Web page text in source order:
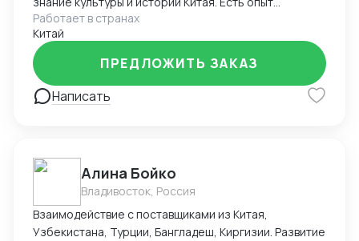
аналогичного сопровождения
Работает в странах
Китай
Написать
ПРЕДЛОЖИТЬ ЗАКАЗ
Алина Бойко
Владивосток, Россия
Взаимодействие с поставщиками из Китая,
Узбекистана, Турции, Бангладеш, Киргизии. Развитие